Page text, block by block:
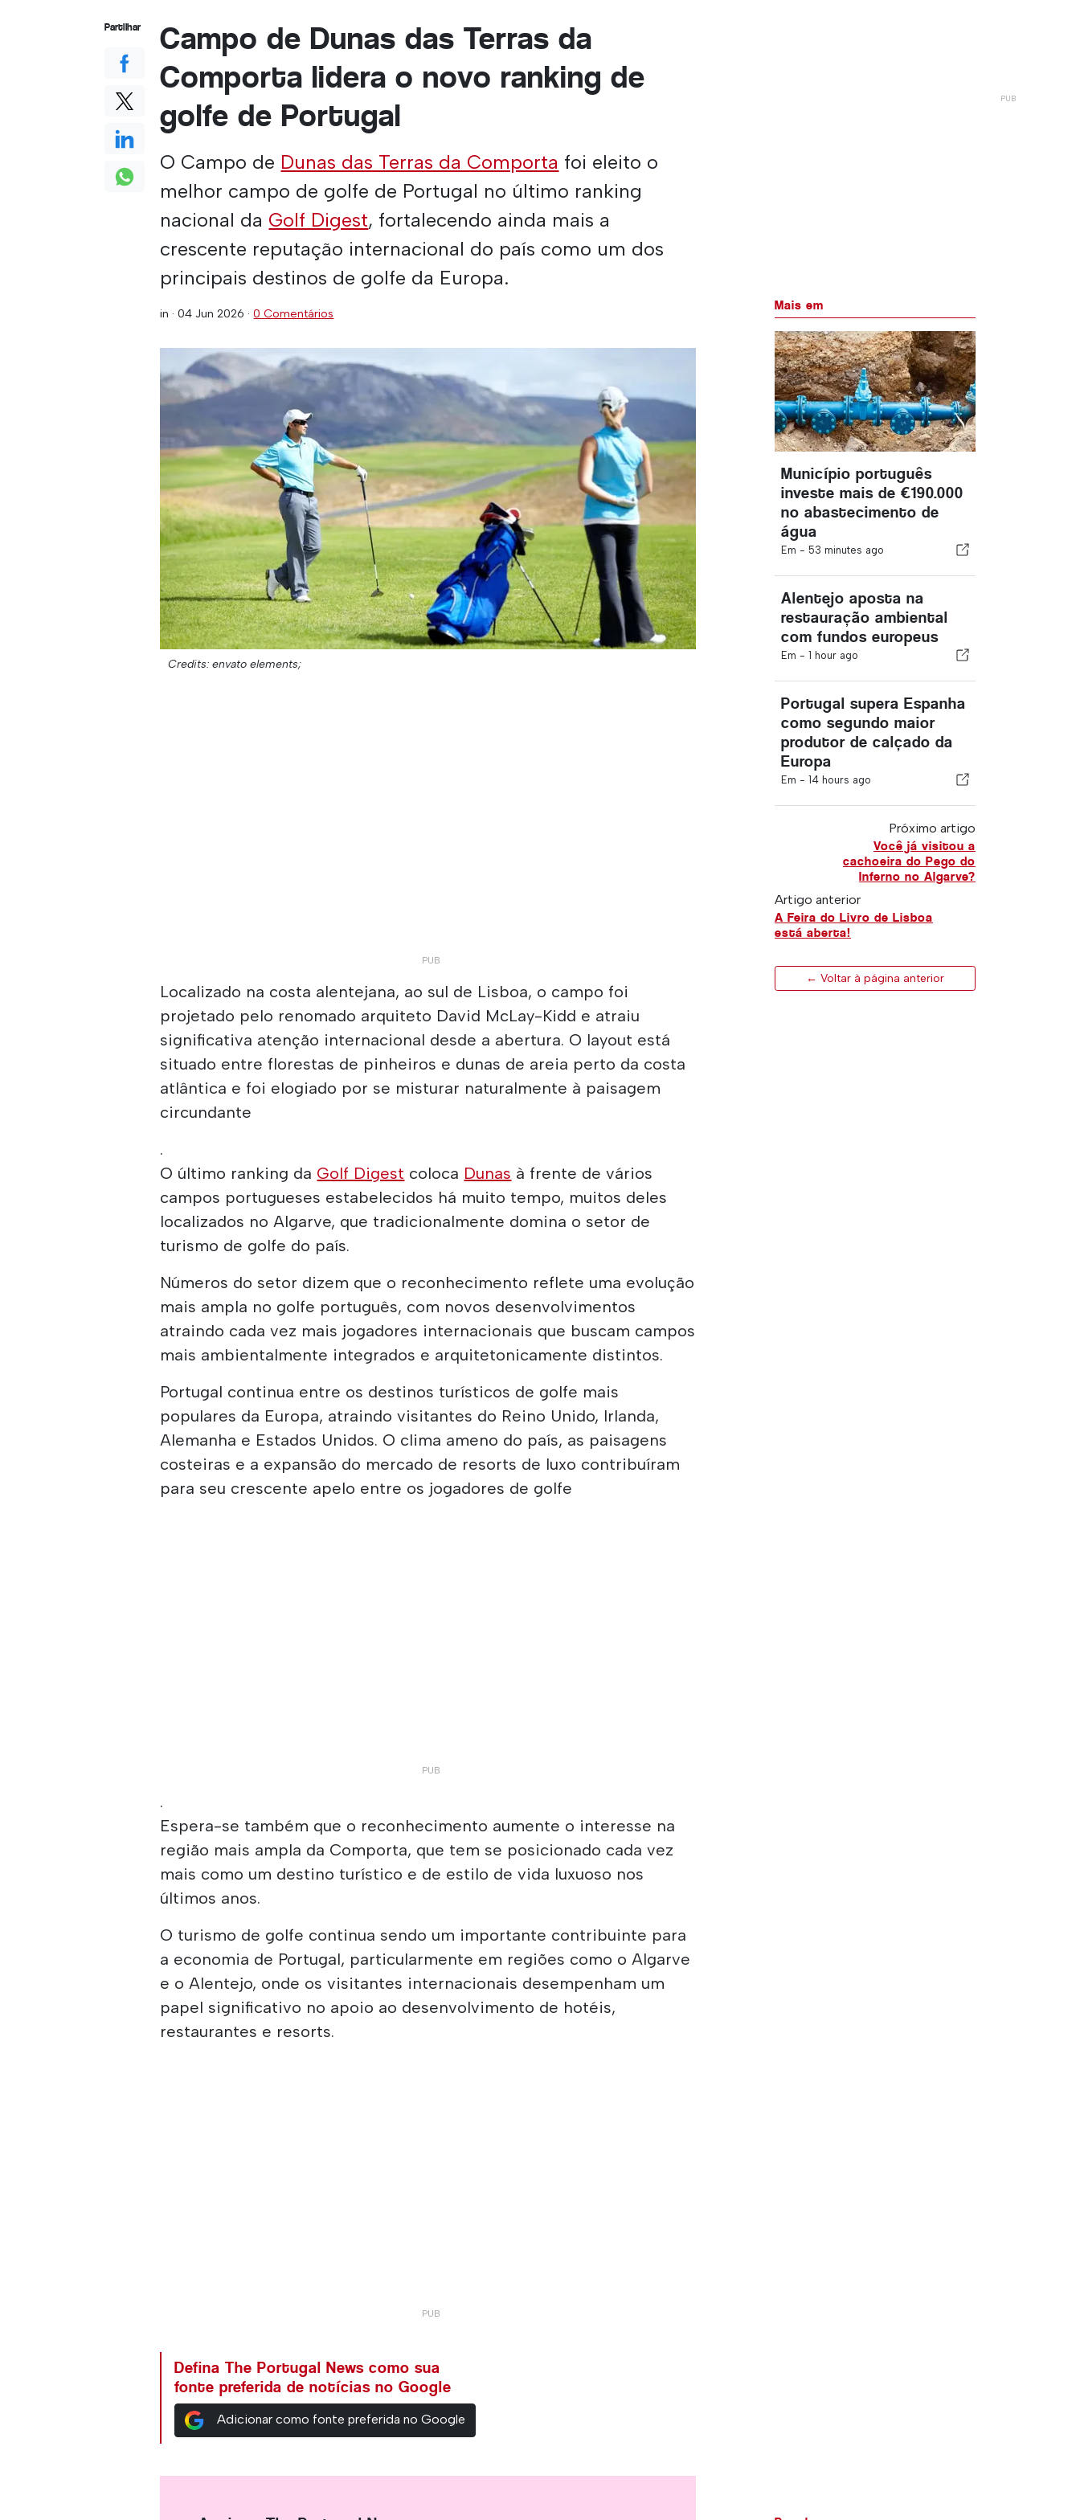
Campo de Dunas das Terras da
Comporta lidera o novo ranking de
golfe de Portugal
O Campo de Dunas das Terras da Comporta foi eleito o
melhor campo de golfe de Portugal no último ranking
nacional da Golf Digest, fortalecendo ainda mais a
crescente reputação internacional do país como um dos
principais destinos de golfe da Europa.
in ·04 Jun 2026 ·0 Comentários
Credits: envato elements;
Localizado na costa alentejana, ao sul de Lisboa, o campo foi
projetado pelo renomado arquiteto David McLay-Kidd e atraiu
significativa atenção internacional desde a abertura. O layout está
situado entre florestas de pinheiros e dunas de areia perto da costa
atlântica e foi elogiado por se misturar naturalmente à paisagem
circundante
.
O último ranking da Golf Digest coloca Dunas à frente de vários
campos portugueses estabelecidos há muito tempo, muitos deles
localizados no Algarve, que tradicionalmente domina o setor de
turismo de golfe do país.
Números do setor dizem que o reconhecimento reflete uma evolução
mais ampla no golfe português, com novos desenvolvimentos
atraindo cada vez mais jogadores internacionais que buscam campos
mais ambientalmente integrados e arquitetonicamente distintos.
Portugal continua entre os destinos turísticos de golfe mais
populares da Europa, atraindo visitantes do Reino Unido, Irlanda,
Alemanha e Estados Unidos. O clima ameno do país, as paisagens
costeiras e a expansão do mercado de resorts de luxo contribuíram
para seu crescente apelo entre os jogadores de golfe
.
Espera-se também que o reconhecimento aumente o interesse na
região mais ampla da Comporta, que tem se posicionado cada vez
mais como um destino turístico e de estilo de vida luxuoso nos
últimos anos.
O turismo de golfe continua sendo um importante contribuinte para
a economia de Portugal, particularmente em regiões como o Algarve
e o Alentejo, onde os visitantes internacionais desempenham um
papel significativo no apoio ao desenvolvimento de hotéis,
restaurantes e resorts.
Defina The Portugal News como sua
fonte preferida de notícias no Google
Adicionar como fonte preferida no Google
Partilhar
Mais em
Município português
investe mais de €190.000
no abastecimento de
água
Em - 53 minutes ago
Alentejo aposta na
restauração ambiental
com fundos europeus
Em - 1 hour ago
Portugal supera Espanha
como segundo maior
produtor de calçado da
Europa
Em - 14 hours ago
Próximo artigo
Você já visitou a
cachoeira do Pego do
Inferno no Algarve?
Artigo anterior
A Feira do Livro de Lisboa
está aberta!
← Voltar à página anterior